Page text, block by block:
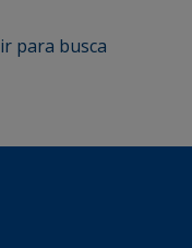
ir para busca